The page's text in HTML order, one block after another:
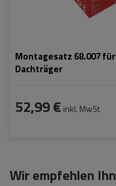
Montagesatz 68.007
Dachträger
52,99 € inkl. MwSt
Wir empfehlen